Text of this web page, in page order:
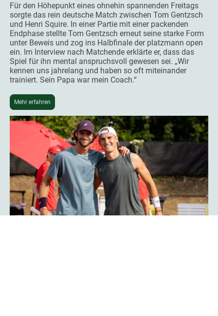
Für den Höhepunkt eines ohnehin spannenden Freitags
sorgte das rein deutsche Match zwischen Tom Gentzsch
und Henri Squire. In einer Partie mit einer packenden
Endphase stellte Tom Gentzsch erneut seine starke Form
unter Beweis und zog ins Halbfinale der platzmann open
ein. Im Interview nach Matchende erklärte er, dass das
Spiel für ihn mental anspruchsvoll gewesen sei. „Wir
kennen uns jahrelang und haben so oft miteinander
trainiert. Sein Papa war mein Coach.“
Mehr erfahren